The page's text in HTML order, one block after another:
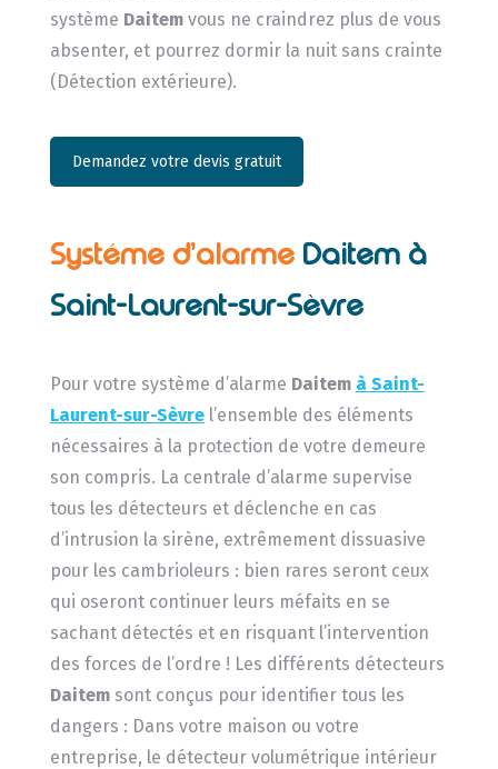
système Daitemvous ne craindrez plus de vous
absenter, et pourrez dormir la nuit sans crainte
(Détection extérieure).
Demandez votre devis gratuit
Systéme d’alarme Daitem à
Saint-Laurent-sur-Sèvre
Pour votre système d’alarme Daitem à Saint-
Laurent-sur-Sèvrel’ensemble des éléments
nécessaires à la protection de votre demeure
son compris. La centrale d’alarme supervise
tous les détecteurs et déclenche en cas
d’intrusion la sirène, extrêmement dissuasive
pour les cambrioleurs : bien rares seront ceux
qui oseront continuer leurs méfaits en se
sachant détectés et en risquant l’intervention
des forces de l’ordre ! Les différents détecteurs
Daitemsont conçus pour identifier tous les
dangers : Dans votre maison ou votre
entreprise, le détecteur volumétrique intérieur